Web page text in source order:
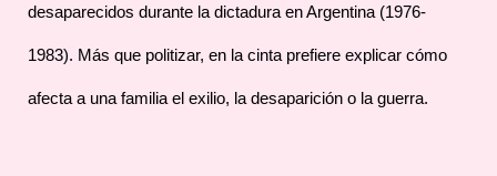
desaparecidos durante la dictadura en Argentina (1976-
1983). Más que politizar, en la cinta prefiere explicar cómo
afecta a una familia el exilio, la desaparición o la guerra.